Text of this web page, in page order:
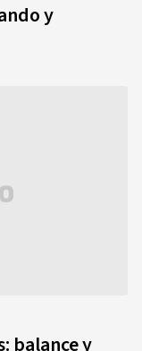
y
balance y